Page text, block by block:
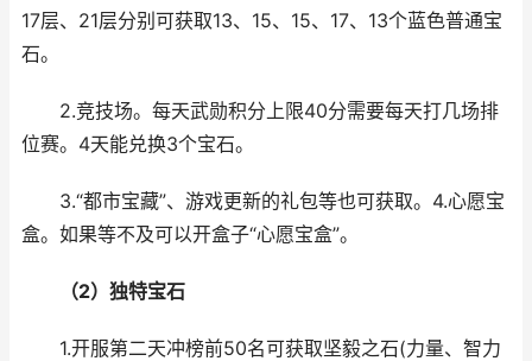
17层、21层分别可获取13、15、15、17、13个蓝色普通宝
石。
2.竞技场。每天武勋积分上限40分需要每天打几场排
位赛。4天能兑换3个宝石。
3.“都市宝藏”、游戏更新的礼包等也可获取。4.心愿宝
盒。如果等不及可以开盒子“心愿宝盒”。
（2）独特宝石
1.开服第二天冲榜前50名可获取坚毅之石(力量、智力